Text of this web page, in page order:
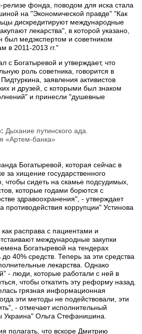
релизе фонда, поводом для иска стала
на "Экономической правде" "Как
дискредитируют международные
лекарства", в которой указано,
был медэкспертом и советником
в 2011-2013 гг."
с Богатыревой и утверждает, что
роль советника, говорится в
заявления активистов
и друзей, с которыми был знаком
и принесли "душевные
Дыхание путинского ада.
«Артем-банка»
Богатыревой, которая сейчас в
за хищение государственного
чтобы сидеть на скамье подсудимых,
которые годами борются с
здравоохранения", - утверждает
противодействия коррупции" Устинова
расправа с пациентами и
международные закупки
Богатыревой на тендерах
40% средств. Теперь за эти средства
лекарства. Однако
- люди, которые работали с ней в
чтобы откатить эту реформу назад.
грязная информационная
эти методы не подействовали, эти
- отмечает исполнительный
Украина" Ольга Стефанишина.
полагать, что вскоре Дмитрию